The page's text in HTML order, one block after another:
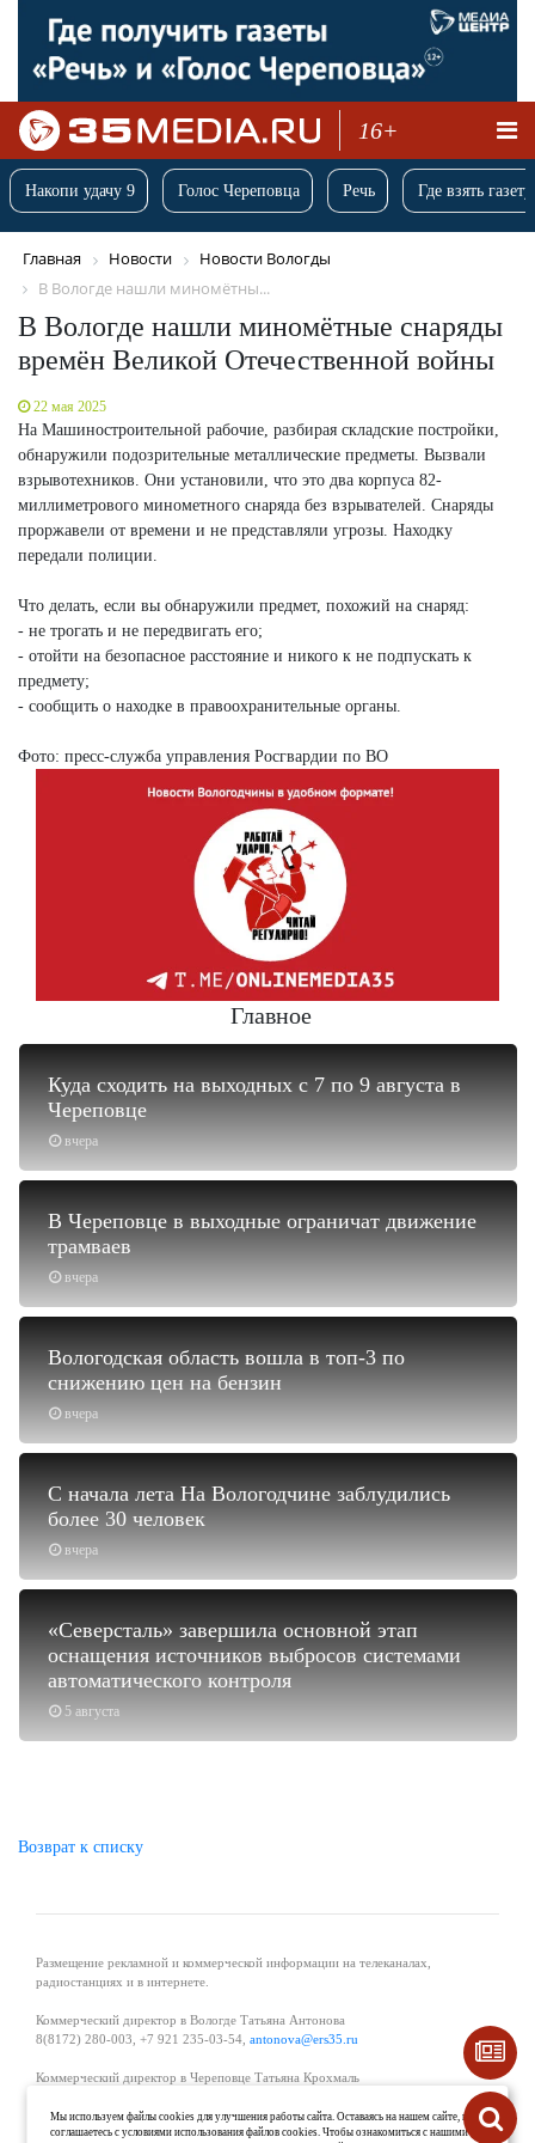
16+
Накопи удачу 9 Голос Череповца Речь Где взять
Главная Новости
Новости Вологды
В Вологде нашли миномётны...
В Вологде нашли миномётные снаряды
времён Великой Отечественной войны
22 мая 2025
На Машиностроительной рабочие, разбирая складские постройки,
обнаружили подозрительные металлические предметы. Вызвали
взрывотехников. Они установили, что это два корпуса 82-
миллиметрового минометного снаряда без взрывателей. Снаряды
проржавели от времени и не представляли угрозы. Находку
передали полиции.
Что делать, если вы обнаружили предмет, похожий на снаряд:
- не трогать и не передвигать его;
- отойти на безопасное расстояние и никого к не подпускать к
предмету;
- сообщить о находке в правоохранительные органы.
Фото: пресс-служба управления Росгвардии по ВО
Главное
вчера
Куда сходить на выходных с 7 по 9 августа в
Череповце
вчера
В Череповце в выходные ограничат движение
трамваев
вчера
Вологодская область вошла в топ-3 по
снижению цен на бензин
вчера
С начала лета На Вологодчине заблудились
более 30 человек
5 августа
«Северсталь» завершила основной этап
оснащения источников выбросов системами
автоматического контроля
Возврат к списку
Размещение рекламной и коммерческой информации на телеканалах,
радиостанциях и в интернете.
Коммерческий директор в Вологде Татьяна Антонова
8(8172) 280-003, +7 921 235-03-54, antonova@ers35.ru
Коммерческий директор в Череповце Татьяна Крохмаль
Начальник отдела рекламы в Великом Устюге Екатерина Вьюжанина 8(81738)
Мы используем файлы cookies для улучшения работы сайта. Оставаясь на нашем сайте, вы
соглашаетесь с условиями использования файлов cookies. Чтобы ознакомиться с нашими